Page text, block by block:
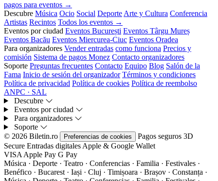
pagos para eventos →
Descubre Música Ocio Social Deporte Arte y Cultura Conferencia
Artistas Recintos Todos los eventos →
Eventos por ciudad Eventos București Eventos Târgu Mureș
Eventos Bacău Eventos Miercurea-Ciuc Eventos Oradea
Para organizadores Vender entradas como funciona Precios y
comisión Sistema de pagos Monez Contacto organizadores
Soporte Preguntas frecuentes Contacto Equipo Blog Salón de la
Fama Inicio de sesión del organizador Términos y condiciones
Política de privacidad Política de cookies Política de reembolso
ANPC · SAL
Descubre
Eventos por ciudad
Para organizadores
Soporte
© 2026 Biletin.ro
Preferencias de cookies Pagos seguros 3D
Secure Entradas digitales Apple & Google Wallet
VISA Apple Pay G Pay
Música · Deporte · Teatro · Conferencias · Familia · Festivales ·
Benéfico · Bucarest · Iași · Cluj · Timișoara · Brașov · Constanța ·